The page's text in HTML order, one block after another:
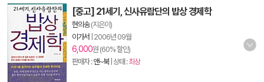
[중고] 21세기, 신사유람단의 밥상 경제학
현의송(지은이)
이가서 2006년 09월
6,000원 (60% 할인)
판매자 :앤~북| 상태 :최상